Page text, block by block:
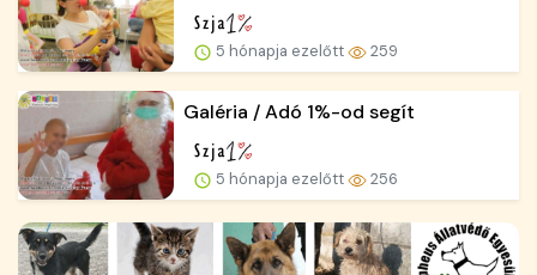
5 hónapja ezelőtt 259
Galéria / Adó 1%-od segít
5 hónapja ezelőtt 256